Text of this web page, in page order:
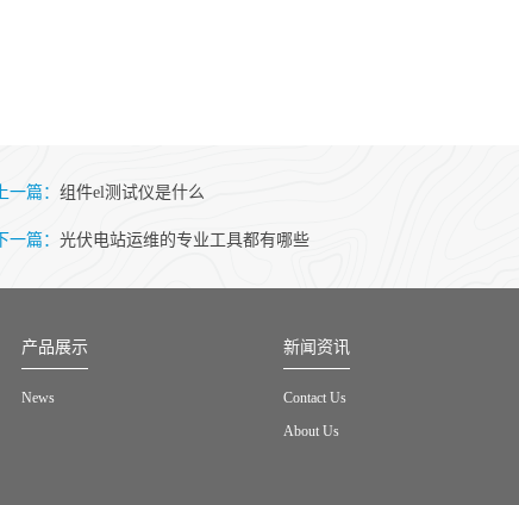
上一篇： 组件el测试仪是什么
下一篇： 光伏电站运维的专业工具都有哪些
产品展示
News
新闻资讯
Contact Us
About Us